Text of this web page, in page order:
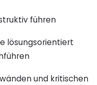
führen
lösungsorientiert
und kritischen